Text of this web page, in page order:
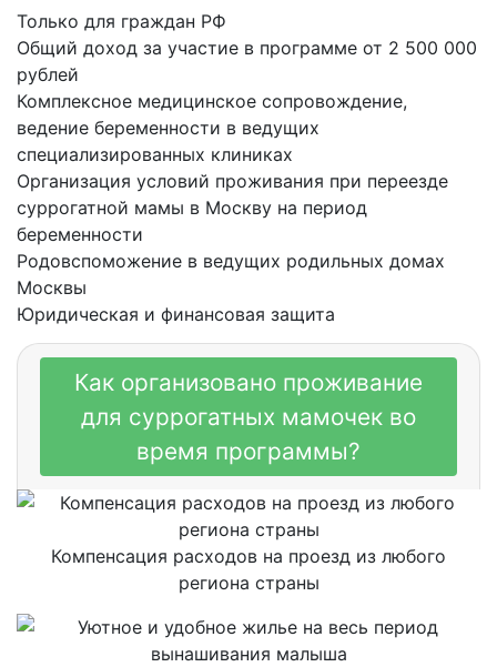
Только для граждан РФ
Общий доход за участие в программе от 2 500 000
рублей
Комплексное медицинское сопровождение,
ведение беременности в ведущих
специализированных клиниках
Организация условий проживания при переезде
суррогатной мамы в Москву на период
беременности
Родовспоможение в ведущих родильных домах
Москвы
Юридическая и финансовая защита
Заполнить анкету
Как организовано проживание
для суррогатных мамочек во
время программы?
Компенсация расходов на проезд из любого
региона страны